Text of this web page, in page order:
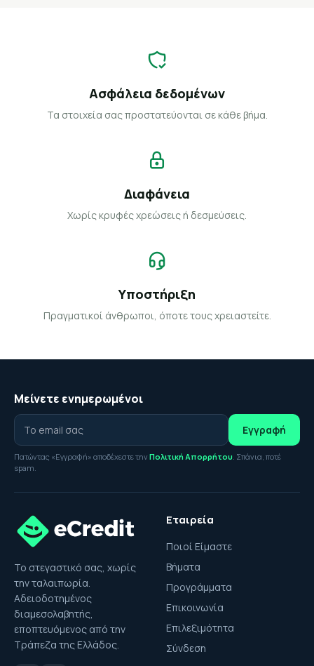
Ασφάλεια δεδομένων
Τα στοιχεία σας προστατεύονται σε κάθε βήμα.
Διαφάνεια
Χωρίς κρυφές χρεώσεις ή δεσμεύσεις.
Υποστήριξη
Πραγματικοί άνθρωποι, όποτε τους χρειαστείτε.
Μείνετε ενημερωμένοι
Εγγραφή
Πατώντας «Εγγραφή» αποδέχεστε την Πολιτική Απορρήτου. Σπάνια, ποτέ
spam.
Το στεγαστικό σας, χωρίς
την ταλαιπωρία.
Αδειοδοτημένος
διαμεσολαβητής,
εποπτευόμενος από την
Τράπεζα της Ελλάδος.
Εταιρεία
Ποιοί Είμαστε
Βήματα
Προγράμματα
Επικοινωνία
Επιλεξιμότητα
Σύνδεση